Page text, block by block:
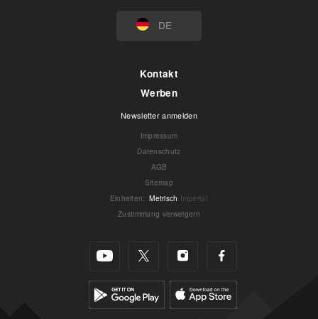
DE
Kontakt
Werben
Newsletter anmelden
Impressum
Datenschutz
AGB
Sitemap
Einheiten: Metrisch Imperial
Zustimmung verweigern